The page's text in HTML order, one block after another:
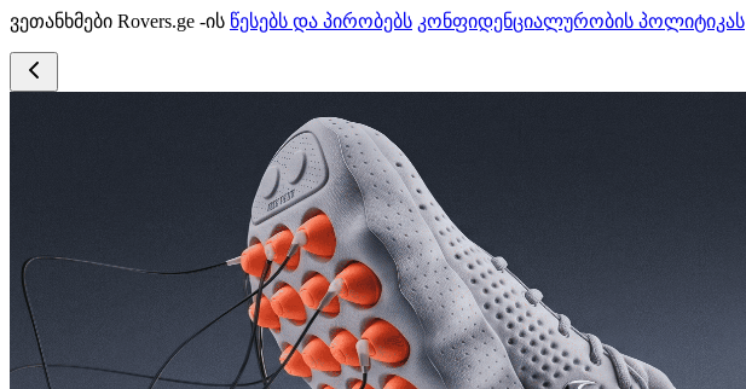
ვეთანხმები Rovers.ge -ის წესებს და პირობებს კონფიდენციალურობის პოლიტიკას